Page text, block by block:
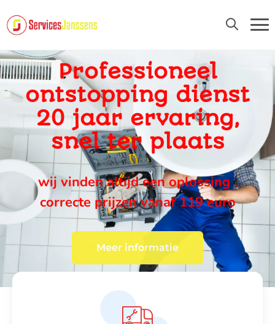
Professioneel
ontstopping dienst
20 jaar ervaring,
snel ter plaats
wij vinden altijd een oplossing ,
correcte prijzen vanaf 119 euro
Meer informatie